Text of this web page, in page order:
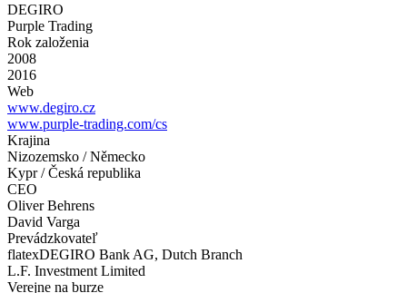
DEGIRO
Purple Trading
Rok založenia
2008
2016
Web
www.degiro.cz
www.purple-trading.com/cs
Krajina
Nizozemsko / Německo
Kypr / Česká republika
CEO
Oliver Behrens
David Varga
Prevádzkovateľ
flatexDEGIRO Bank AG, Dutch Branch
L.F. Investment Limited
Verejne na burze